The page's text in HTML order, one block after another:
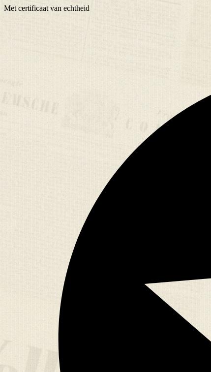
Met certificaat van echtheid